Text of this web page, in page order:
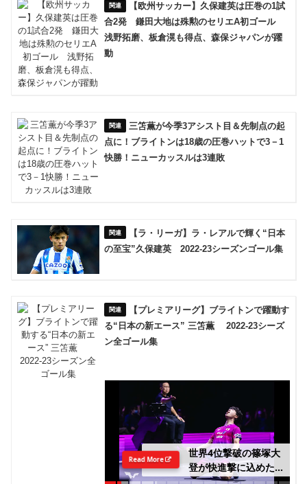
【欧州サッカー】久保建英は圧巻の1試
合2発 鎌田大地は殊勲のセリエA初ゴール
浅野拓磨、板倉滉も得点、森保ジャパンが躍
動
三笘薫が今季3アシスト目＆先制点の起
点に！ブライトンは18歳の圧巻ハットで3－1
快勝！ニューカッスルは3連敗
【ラ・リーガ】ラ・レアルで輝く“日本
の至宝”久保建英 2022-23シーズンゴール集
【プレミアリーグ】ブライトンで躍動す
る“日本の新エース” 三笘薫 2022-23シーズ
ン全ゴール集
世界4位撃破の篠塚大
登が快進撃に込めた思
い「自分も強い3人に
Read More